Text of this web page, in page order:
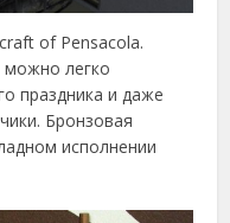
of Pensacola.
можно легко
праздника и даже
Бронзовая
исполнении